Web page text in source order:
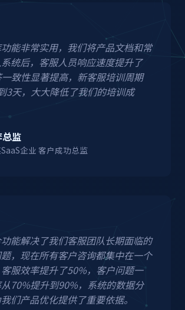
能非常实用，我们将产品文档和常
统后，客服人员响应速度提升了
致性显著提高，新客服培训周期
3天，大大降低了我们的培训成
监
企业 客户成功总监
能解决了我们客服团队长期面临的
，现在所有客户咨询都集中在一个
服效率提升了50%，客户问题一
70%提升到90%，系统的数据分
们产品优化提供了重要依据。